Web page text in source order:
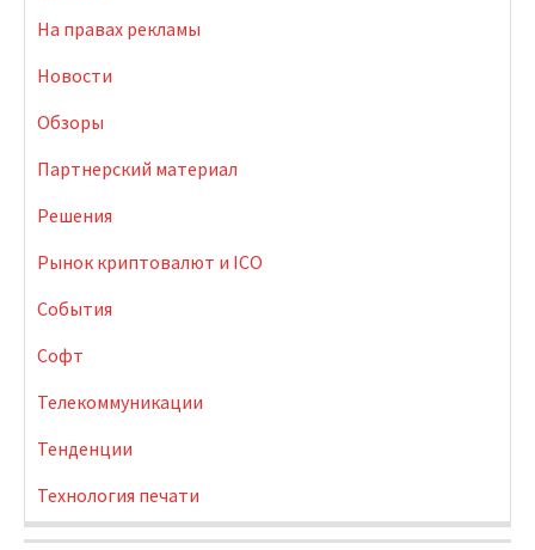
На правах рекламы
Новости
Обзоры
Партнерский материал
Решения
Рынок криптовалют и ICO
События
Софт
Телекоммуникации
Тенденции
Технология печати